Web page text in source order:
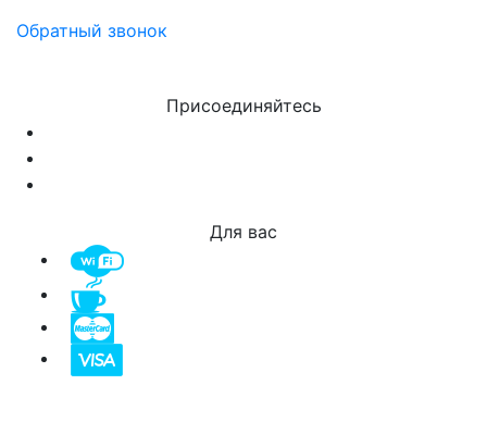
Обратный звонок
Присоединяйтесь
Для вас